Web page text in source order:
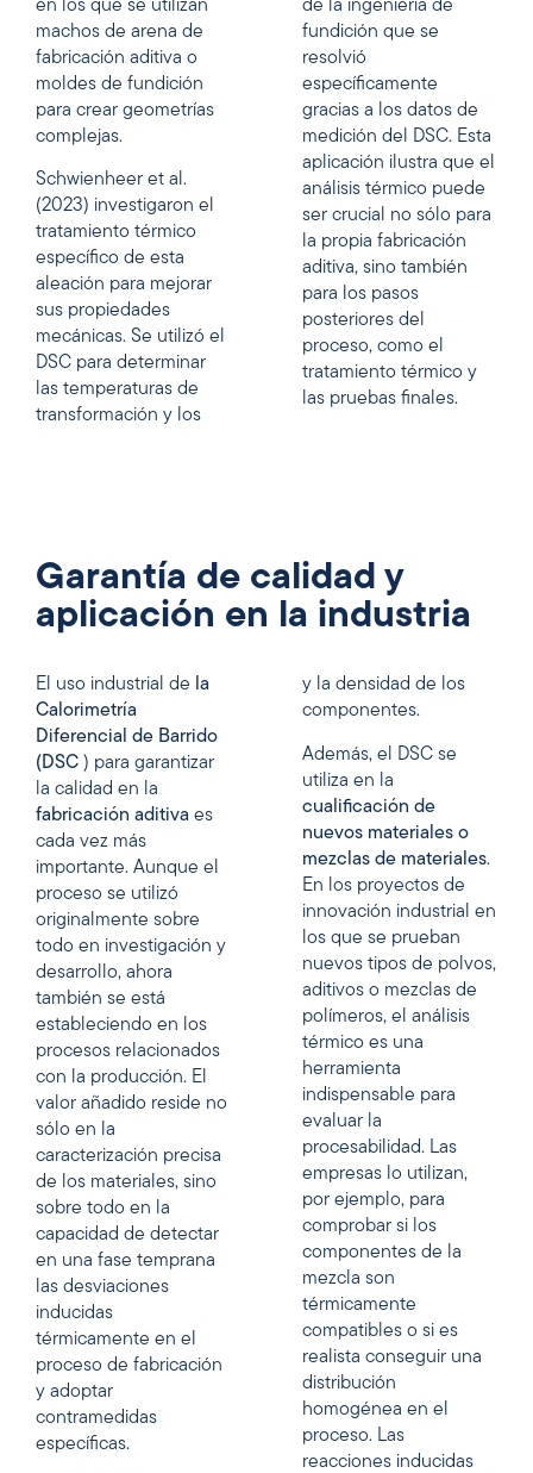
en los que se utilizan
machos de arena de
fabricación aditiva o
moldes de fundición
para crear geometrías
complejas.
Schwienheer et al.
(2023) investigaron el
tratamiento térmico
específico de esta
aleación para mejorar
sus propiedades
mecánicas. Se utilizó el
DSC para determinar
las temperaturas de
transformación y los
de la ingeniería de
fundición que se
resolvió
específicamente
gracias a los datos de
medición del DSC. Esta
aplicación ilustra que el
análisis térmico puede
ser crucial no sólo para
la propia fabricación
aditiva, sino también
para los pasos
posteriores del
proceso, como el
tratamiento térmico y
las pruebas finales.
Garantía de calidad y
aplicación en la industria
El uso industrial de la
Calorimetría
Diferencial de Barrido
(DSC ) para garantizar
la calidad en la
fabricación aditiva es
cada vez más
importante. Aunque el
proceso se utilizó
originalmente sobre
todo en investigación y
desarrollo, ahora
también se está
estableciendo en los
procesos relacionados
con la producción. El
valor añadido reside no
sólo en la
caracterización precisa
de los materiales, sino
sobre todo en la
capacidad de detectar
en una fase temprana
las desviaciones
inducidas
térmicamente en el
proceso de fabricación
y adoptar
contramedidas
específicas.
y la densidad de los
componentes.
Además, el DSC se
utiliza en la
cualificación de
nuevos materiales o
mezclas de materiales.
En los proyectos de
innovación industrial en
los que se prueban
nuevos tipos de polvos,
aditivos o mezclas de
polímeros, el análisis
térmico es una
herramienta
indispensable para
evaluar la
procesabilidad. Las
empresas lo utilizan,
por ejemplo, para
comprobar si los
componentes de la
mezcla son
térmicamente
compatibles o si es
realista conseguir una
distribución
homogénea en el
proceso. Las
reacciones inducidas